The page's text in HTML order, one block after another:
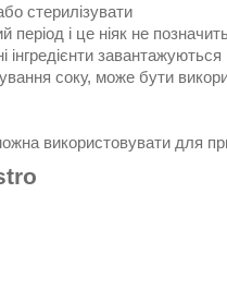
стерилізувати
і це ніяк не
завантажуються
соку, може бути
використовувати для